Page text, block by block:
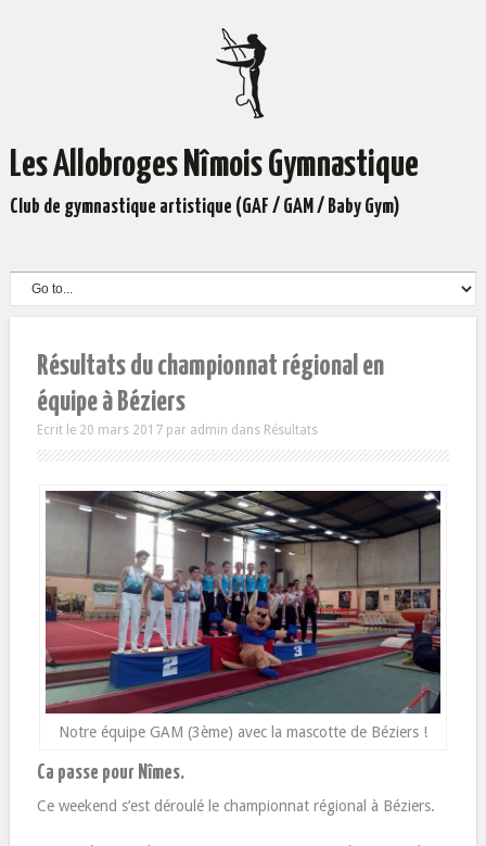
Les Allobroges Nîmois Gymnastique
Club de gymnastique artistique (GAF / GAM / Baby Gym)
Résultats du championnat régional en
équipe à Béziers
Ecrit le 20 mars 2017 par admin dans Résultats
Notre équipe GAM (3ème) avec la mascotte de Béziers !
Ca passe pour Nîmes.
Ce weekend s’est déroulé le championnat régional à Béziers.